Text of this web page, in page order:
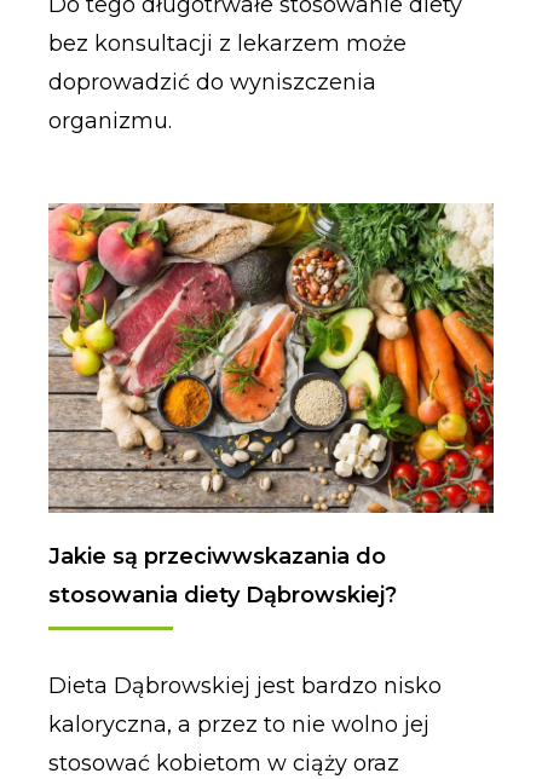
Do tego długotrwałe stosowanie diety
bez konsultacji z lekarzem może
doprowadzić do wyniszczenia
organizmu.
Jakie są przeciwwskazania do
stosowania diety Dąbrowskiej?
Dieta Dąbrowskiej jest bardzo nisko
kaloryczna, a przez to nie wolno jej
stosować kobietom w ciąży oraz